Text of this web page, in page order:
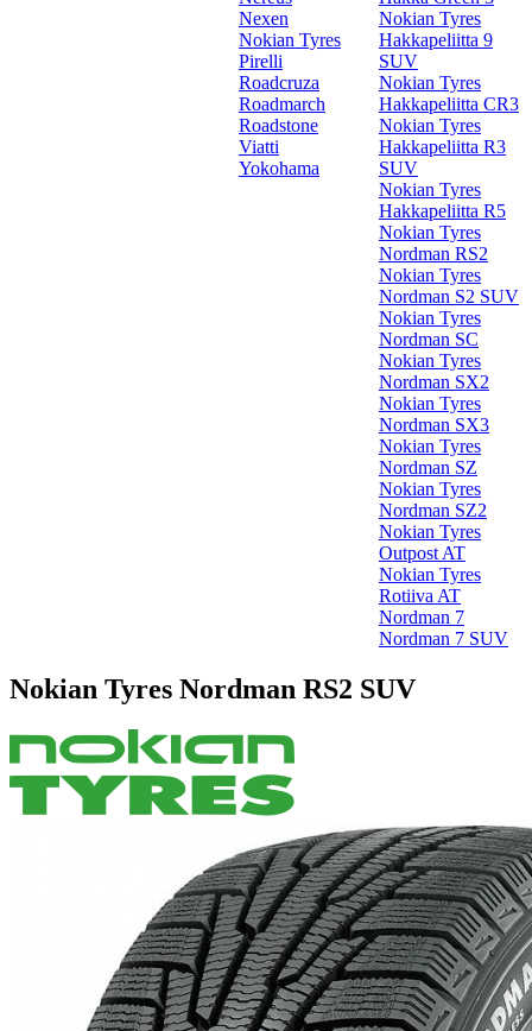
Nexen
Nokian Tyres
Pirelli
Roadcruza
Roadmarch
Roadstone
Viatti
Yokohama
Nokian Tyres
Hakkapeliitta 9
SUV
Nokian Tyres
Hakkapeliitta CR3
Nokian Tyres
Hakkapeliitta R3
SUV
Nokian Tyres
Hakkapeliitta R5
Nokian Tyres
Nordman RS2
Nokian Tyres
Nordman S2 SUV
Nokian Tyres
Nordman SC
Nokian Tyres
Nordman SX2
Nokian Tyres
Nordman SX3
Nokian Tyres
Nordman SZ
Nokian Tyres
Nordman SZ2
Nokian Tyres
Outpost AT
Nokian Tyres
Rotiiva AT
Nordman 7
Nordman 7 SUV
Nokian Tyres Nordman RS2 SUV